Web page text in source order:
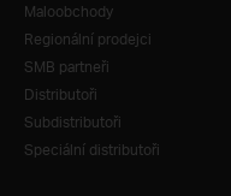
Maloobchody
Regionální prodejci
SMB partneři
Distributoři
Subdistributoři
Speciální distributoři